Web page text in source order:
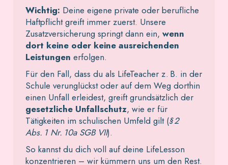
Wichtig: Deine eigene private oder berufliche
Haftpflicht greift immer zuerst. Unsere
Zusatzversicherung springt dann ein, wenn
dort keine oder keine ausreichenden
Leistungen erfolgen.
Für den Fall, dass du als LifeTeacher z. B. in der
Schule verunglückst oder auf dem Weg dorthin
einen Unfall erleidest, greift grundsätzlich der
gesetzliche Unfallschutz, wie er für
Tätigkeiten im schulischen Umfeld gilt (§ 2
Abs. 1 Nr. 10a SGB VII).
So kannst du dich voll auf deine LifeLesson
konzentrieren – wir kümmern uns um den Rest.